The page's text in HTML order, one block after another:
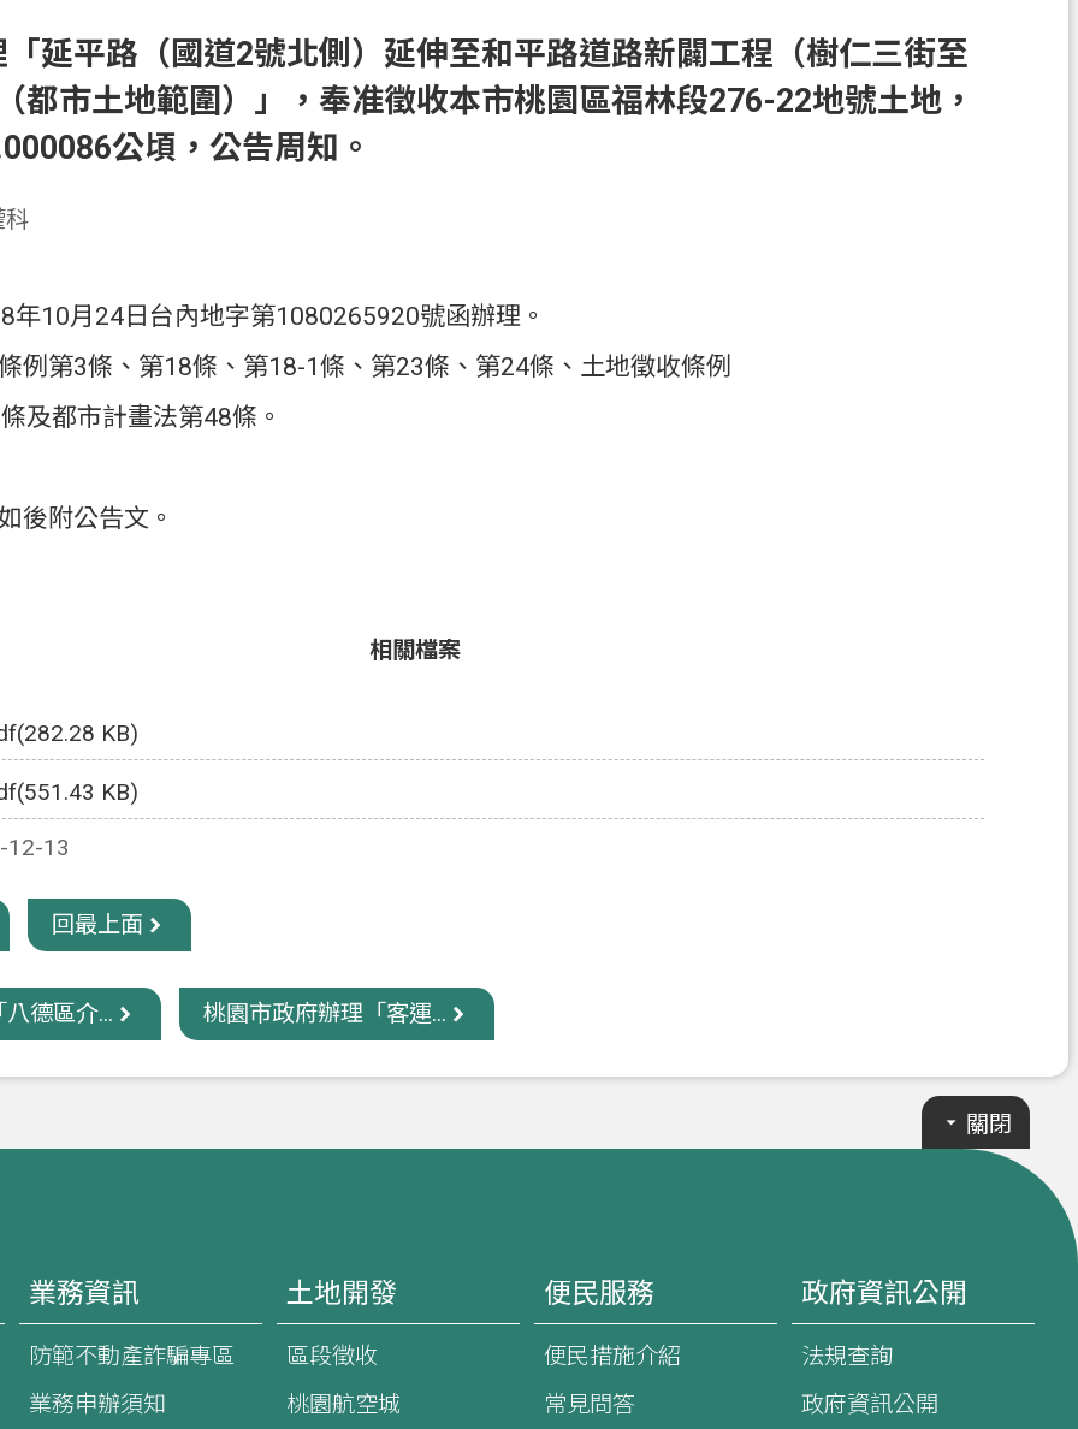
延平路（國道2號北側）延伸至和平路道路新闢工程（樹仁三街至
都市土地範圍）」，奉准徵收本市桃園區福林段276-22地號土地，
公頃，公告周知。
科
年10月24日台內地字第1080265920號函辦理。
例第3條、第18條、第18-1條、第23條、第24條、土地徵收條例
及都市計畫法第48條。
後附公告文。
相關檔案
KB)
KB)
12-13
回最上面
德區介... 桃園市政府辦理「客運...
關閉
業務資訊
防範不動產詐騙專區
業務申辦須知
土地開發
區段徵收
桃園航空城
便民服務
便民措施介紹
常見問答
政府資訊公開
法規查詢
政府資訊公開